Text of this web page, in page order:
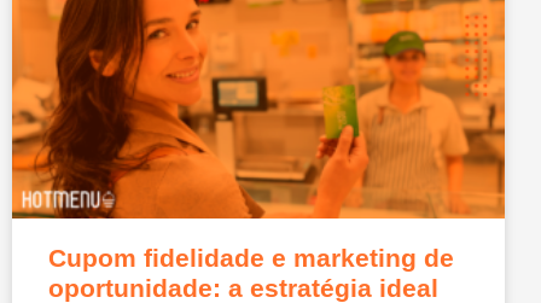
Cupom fidelidade e marketing de
oportunidade: a estratégia ideal